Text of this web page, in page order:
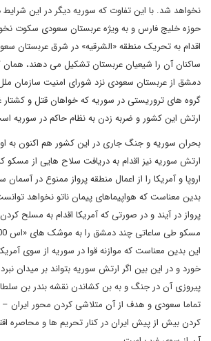
نخواهد شد. با این تفاوت که سوریه دیگر در این
حوزه خلیج فارس و به ویژه عربستان سعودی سکوت
اقدام به تحریک منطقه «الشرقیه» در شرق عربستان
ساکنان آن را شیعیان عربستان تشکیل می دهند، همان
دمشق از عربستان سعودی نزد شورای امنیت سازمان
گروه های تروریستی در سوریه که خواهان قتل و کشتار
ارتش این کشور و ضربه زدن به نظام حاکم در سوریه
بحران سوریه و جنگ جاری در این کشور هم اکنون به
ارتش سوریه نیز اقدام به دریافت سلاح هایی از مسکو
اروپا و آمریکا را از اعمال منطقه پرواز ممنوع در
بدین معناست که هواپیماهای پیمان ناتو نخواهد
پرواز در آیند و در صورتی که آمریکا اقدام به مسلح
این بدین معناست که موازنه قوا در سوریه از سوی
خورد و در این بین اگر ارتش سوریه بتواند بر میدان
پیروزی آن در جنگ و به بن کشاندن نقشه بندر بن
تماما سعودی و هدف از آن متلاشی کردن محور ایران
کردن بیش از پیش ایران در کنار تحریم ها و محاصره